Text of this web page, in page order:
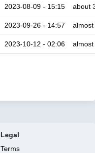
2023-08-09 - 15:15 about
2023-09-26 - 14:57
2023-10-12 - 02:06
Legal
Terms